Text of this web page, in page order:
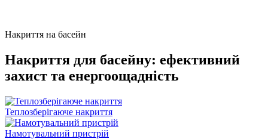
Накриття на басейн
Накриття для басейну: ефективний
захист та енергоощадність
Теплозберігаюче накриття
Намотувальний пристрій